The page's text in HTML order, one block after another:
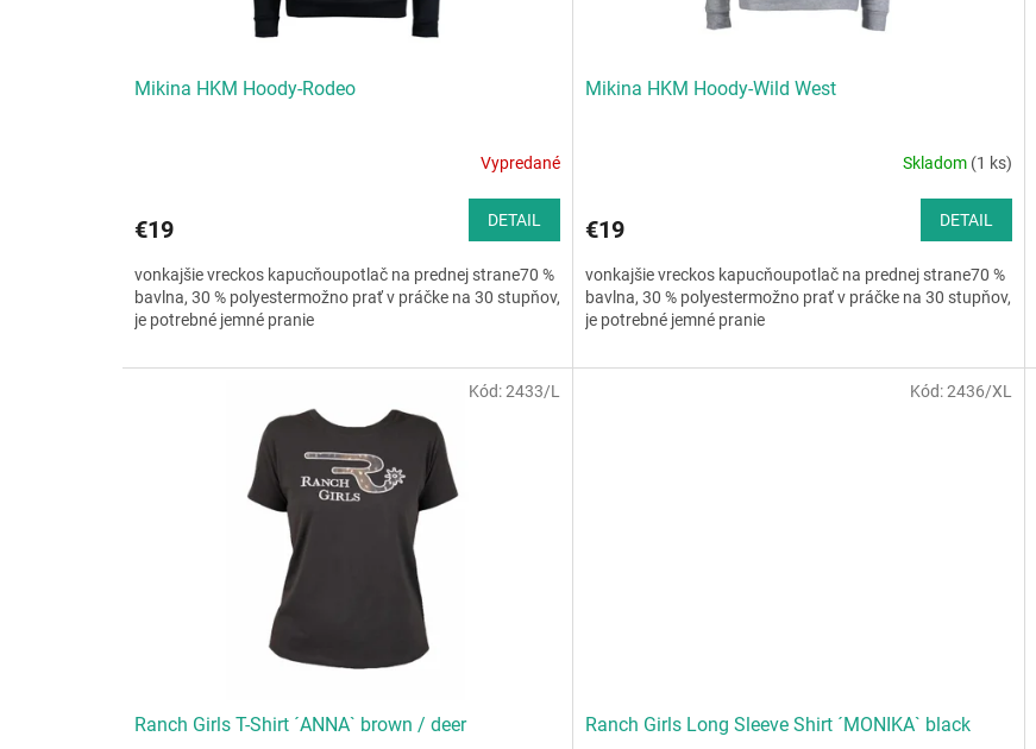
Mikina HKM Hoody-Rodeo
Vypredané
€19 DETAIL
vonkajšie vreckos kapucňoupotlač na prednej strane70 %
bavlna, 30 % polyestermožno prať v práčke na 30 stupňov,
je potrebné jemné pranie
Mikina HKM Hoody-Wild West
Skladom (1 ks)
€19 DETAIL
vonkajšie vreckos kapucňoupotlač na prednej strane70 %
bavlna, 30 % polyestermožno prať v práčke na 30 stupňov,
je potrebné jemné pranie
Ranch Girls T-Shirt ´ANNA` brown / deer
Kód:2433/L
Ranch Girls Long Sleeve Shirt ´MONIKA` black
Kód:2436/XL